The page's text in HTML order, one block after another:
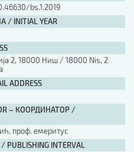
bs.1.2019
INITIAL YEAR
2, 18000 Ниш / 18000 Nis, 2
ADDRESS
– КООРДИНАТОР /
проф. емеритус
INTERVAL